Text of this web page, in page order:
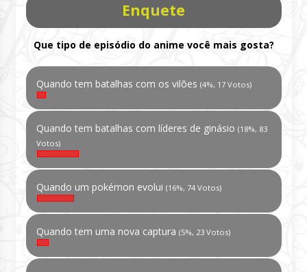
Enquete
Que tipo de episódio do anime você mais gosta?
Quando tem batalhas com os vilões (4%, 17 Votos)
Quando tem batalhas com líderes de ginásio (18%, 83
Votos)
Quando um pokémon evolui (16%, 74 Votos)
Quando tem uma nova captura (5%, 23 Votos)